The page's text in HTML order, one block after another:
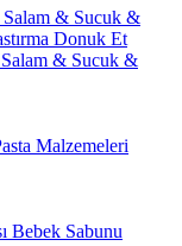
Salam & Sucuk &
Donuk Et
& Sucuk &
Malzemeleri
Bebek Sabunu